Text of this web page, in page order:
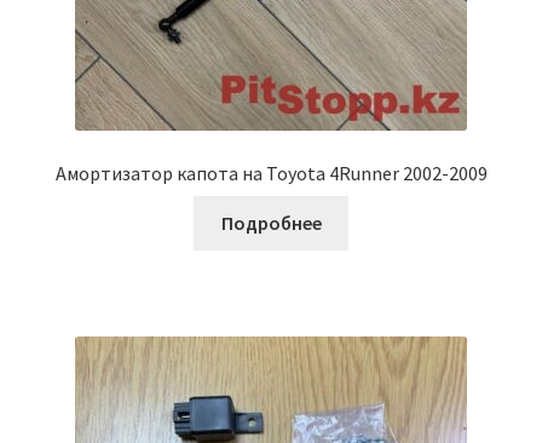
Амортизатор капота на Toyota 4Runner 2002-2009
Подробнее